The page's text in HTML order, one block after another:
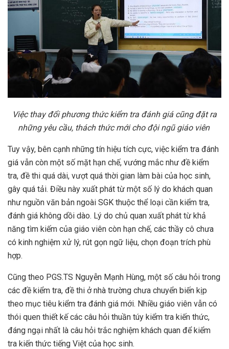
Việc thay đổi phương thức kiểm tra đánh giá cũng đặt ra
những yêu cầu, thách thức mới cho đội ngũ giáo viên
Tuy vậy, bên cạnh những tín hiệu tích cực, việc kiểm tra đánh
giá vẫn còn một số mặt hạn chế, vướng mắc như đề kiểm
tra, đề thi quá dài, vượt quá thời gian làm bài của học sinh,
gây quá tải. Điều này xuất phát từ một số lý do khách quan
như nguồn văn bản ngoài SGK thuộc thể loại cần kiểm tra,
đánh giá không dồi dào. Lý do chủ quan xuất phát từ khả
năng tìm kiếm của giáo viên còn hạn chế, các thầy cô chưa
có kinh nghiệm xử lý, rút gọn ngữ liệu, chọn đoạn trích phù
hợp.
Cũng theo PGS.TS Nguyễn Mạnh Hùng, một số câu hỏi trong
các đề kiểm tra, đề thi ở nhà trường chưa chuyển biến kịp
theo mục tiêu kiểm tra đánh giá mới. Nhiều giáo viên vẫn có
thói quen thiết kế các câu hỏi thuần túy kiểm tra kiến thức,
đáng ngại nhất là câu hỏi trắc nghiệm khách quan để kiểm
tra kiến thức tiếng Việt của học sinh.